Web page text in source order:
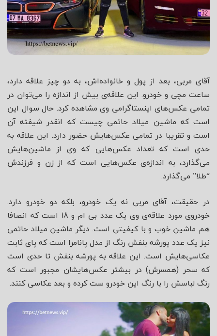
آقای مربی، بعد از پول و خانواده‌اش، به دو چیز علاقه دارد،
ساعت مچی و خودرو. این علاقه‌ی بیش از اندازه را می‌توان در
تمامی عکس‌های اینستاگرامی وی مشاهده کرد. حال سوال این
است که ماشین میلاد حاتمی چیست که انقدر شیفته آن
است و تقریبا در تمامی عکس‌هایش حضور دارد. این علاقه به
حدی است که تعداد عکس‌هایی که وی از ماشین‌هایش
می‌گذارد، به اندازه‌ی عکس‌هایی است که از زن و فرزندش
“طلا” می‌گذارد.
در حقیقت، آقای مربی نه یک خودرو، بلکه دو خودرو دارد.
خودروی مورد علاقه‌ی وی یک عدد بی ام و i8 است که انصافا
هم ماشین خوب و با کیفیتی است. دیگر ماشین میلاد حاتمی
نیز یک عدد پورشه بنفش رنگ از مدل پانامرا است که پای ثابت
عکاسی‌هایش است. این علاقه به پورشه بنفش تا حدی است
که سحر (همسرش) در بیشتر عکس‌هایشان مجبور است که
رنگ لباسش را با رنگ این خودرو ست کرده و بعد عکاسی کنند.